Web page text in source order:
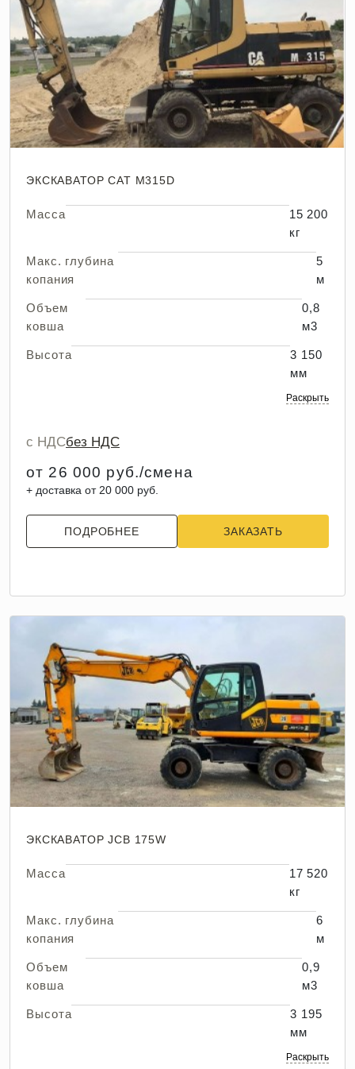
ЭКСКАВАТОР CAT M315D
Масса
15 200
кг
Макс. глубина
копания
5
м
Объем
ковша
0,8
м3
Высота
3 150
мм
Раскрыть
с НДСбез НДС
от 26 000 руб./смена
+ доставка от 20 000 руб.
ПОДРОБНЕЕ ЗАКАЗАТЬ
ЭКСКАВАТОР JCB 175W
Масса
17 520
кг
Макс. глубина
копания
6
м
Объем
ковша
0,9
м3
Высота
3 195
мм
Раскрыть